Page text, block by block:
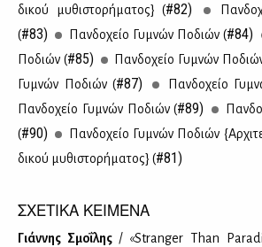
δι­κού μυ­θι­στο­ρή­μα­τος} (#82)
(#83) Παν­δο­χείο Γυ­μνών Πο­διών (#84)
Πο­διών (#85) Παν­δο­χείο Γυ­μνών
Γυ­μνών Πο­διών (#87) Παν­δο­χείο
Παν­δο­χείο Γυ­μνών Πο­διών (#89)
(#90)
Παν­δο­χείο Γυ­μνών Πο­διών
δι­κού μυ­θι­στο­ρή­μα­τος} (#81)
ΣΧΕΤΙΚΑ ΚΕΙΜΕΝΑ
Γιάν­νης Σμο­ΐ­λης / «Stranger Than